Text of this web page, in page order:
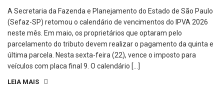
A Secretaria da Fazenda e Planejamento do Estado de São Paulo
(Sefaz-SP) retomou o calendário de vencimentos do IPVA 2026
neste mês. Em maio, os proprietários que optaram pelo
parcelamento do tributo devem realizar o pagamento da quinta e
última parcela. Nesta sexta-feira (22), vence o imposto para
veículos com placa final 9. O calendário […]
LEIA MAIS